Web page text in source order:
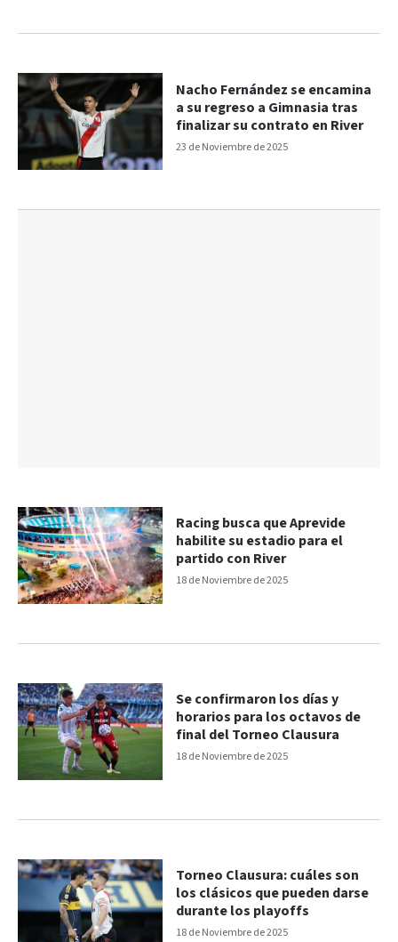
23 de Noviembre de 2025
Nacho Fernández se encamina
a su regreso a Gimnasia tras
finalizar su contrato en River
18 de Noviembre de 2025
Racing busca que Aprevide
habilite su estadio para el
partido con River
18 de Noviembre de 2025
Se confirmaron los días y
horarios para los octavos de
final del Torneo Clausura
18 de Noviembre de 2025
Torneo Clausura: cuáles son
los clásicos que pueden darse
durante los playoffs